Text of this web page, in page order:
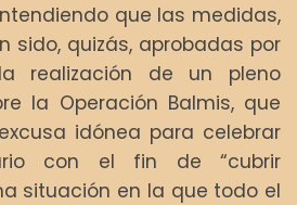
que las medidas,
sido, quizás, aprobadas por
realización de un pleno
la Operación Balmis, que
idónea para celebrar
con el fin de “cubrir
situación en la que todo el